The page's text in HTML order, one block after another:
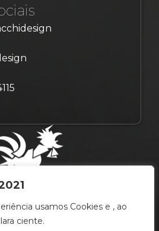
usamos Cookies e , ao
ciente.